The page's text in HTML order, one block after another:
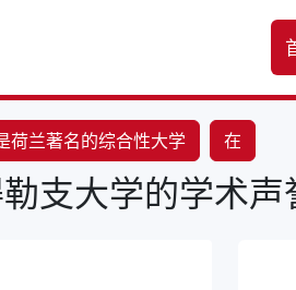
荷兰著名的综合性大学 在
支大学的学术声